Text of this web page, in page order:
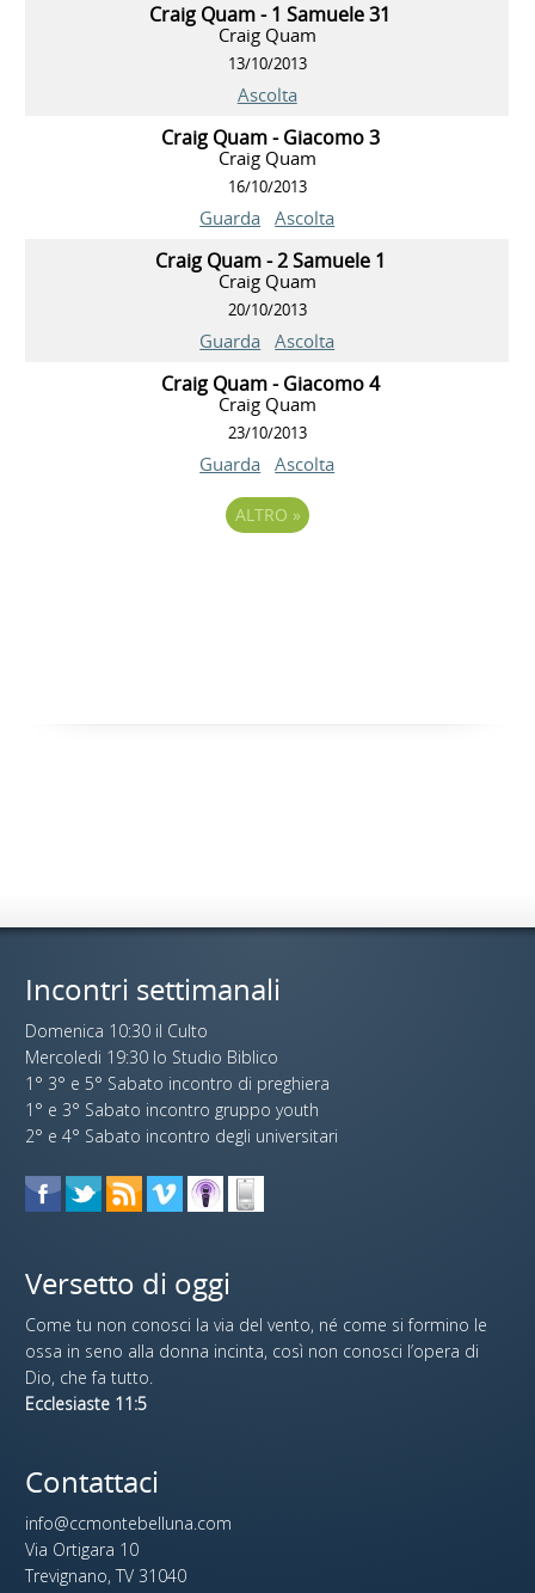
Craig Quam - 1 Samuele 31
Craig Quam
13/10/2013
Ascolta
Craig Quam - Giacomo 3
Craig Quam
16/10/2013
Guarda Ascolta
Craig Quam - 2 Samuele 1
Craig Quam
20/10/2013
Guarda Ascolta
Craig Quam - Giacomo 4
Craig Quam
23/10/2013
Guarda Ascolta
ALTRO »
Incontri settimanali
Domenica 10:30 il Culto
Mercoledi 19:30 lo Studio Biblico
1° 3° e 5° Sabato incontro di preghiera
1° e 3° Sabato incontro gruppo youth
2° e 4° Sabato incontro degli universitari
Versetto di oggi
Come tu non conosci la via del vento, né come si formino le
ossa in seno alla donna incinta, così non conosci l’opera di
Dio, che fa tutto.
Ecclesiaste 11:5
Contattaci
info@ccmontebelluna.com
Via Ortigara 10
Trevignano, TV 31040